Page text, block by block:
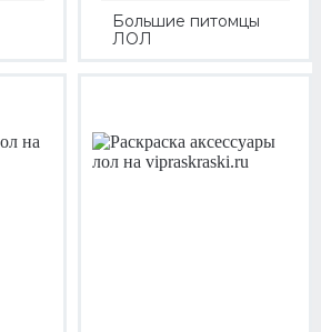
Большие питомцы
ЛОЛ